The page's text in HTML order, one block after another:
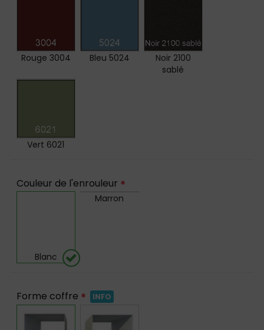
Rouge 3004 Bleu 5024
Noir 2100
sablé
Vert 6021
Couleur de l'enrouleur *
Blanc
Marron
Forme coffre * INFO